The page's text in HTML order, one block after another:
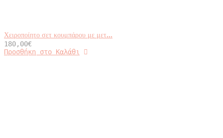
Χειροποίητο σετ κουμπάρου με μετ...
180,00€
Προσθήκη στο Καλάθι